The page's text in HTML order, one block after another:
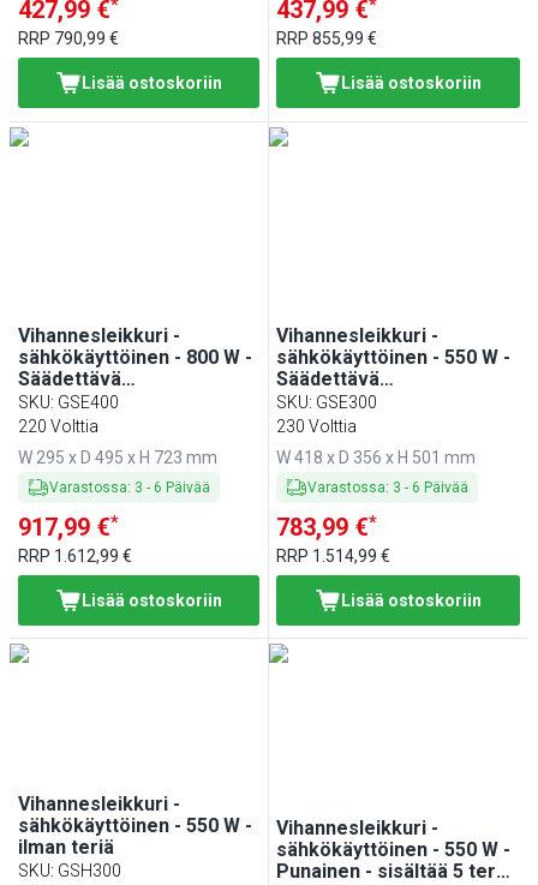
427,99 €*
RRP 790,99 €
Lisää ostoskoriin
437,99 €*
RRP855,99 €
Lisää ostoskoriin
Vihannesleikkuri -
sähkökäyttöinen - 800 W -
Säädettävä
leikkauspaksuus: 2–8 mm
- sisältää 3 terää
SKU: GSE400
220 Volttia
W 295 x D 495 x H 723 mm
Varastossa: 3 - 6 Päivää
917,99 €*
RRP 1.612,99 €
Lisää ostoskoriin
Vihannesleikkuri -
sähkökäyttöinen - 550 W -
Säädettävä
leikkauspaksuus: 2–8 mm
- sisältää 3 terää
SKU: GSE300
230 Volttia
W 418 x D 356 x H 501 mm
Varastossa: 3 - 6 Päivää
783,99 €*
RRP 1.514,99 €
Lisää ostoskoriin
Vihannesleikkuri -
sähkökäyttöinen - 550 W -
ilman teriä
SKU: GSH300
Vihannesleikkuri -
sähkökäyttöinen - 550 W -
Punainen - sisältää 5 terää